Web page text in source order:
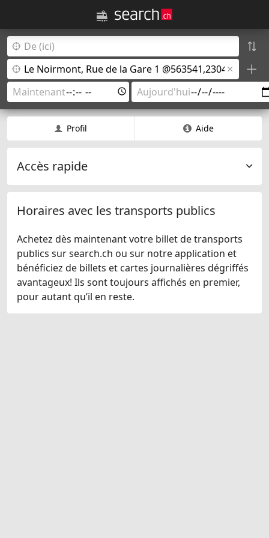
Profil Aide
Accès rapide
Horaires avec les transports publics
Achetez dès maintenant votre billet de transports
publics sur search.ch ou sur notre application et
bénéficiez de billets et cartes journalières dégriffés
avantageux! Ils sont toujours affichés en premier,
pour autant qu’il en reste.